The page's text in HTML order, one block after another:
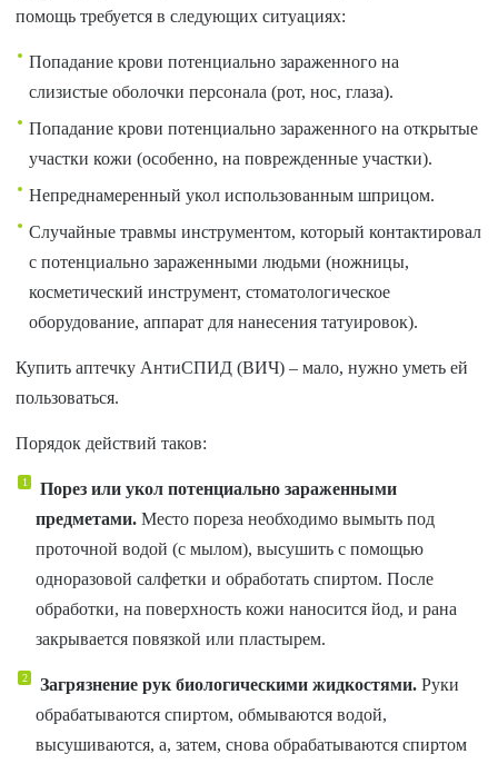
помощь требуется в следующих ситуациях:
Попадание крови потенциально зараженного на
слизистые оболочки персонала (рот, нос, глаза).
Попадание крови потенциально зараженного на открытые
участки кожи (особенно, на поврежденные участки).
Непреднамеренный укол использованным шприцом.
Случайные травмы инструментом, который контактировал
с потенциально зараженными людьми (ножницы,
косметический инструмент, стоматологическое
оборудование, аппарат для нанесения татуировок).
Купить аптечку АнтиСПИД (ВИЧ) – мало, нужно уметь ей
пользоваться.
Порядок действий таков:
Порез или укол потенциально зараженными
предметами. Место пореза необходимо вымыть под
проточной водой (с мылом), высушить с помощью
одноразовой салфетки и обработать спиртом. После
обработки, на поверхность кожи наносится йод, и рана
закрывается повязкой или пластырем.
Загрязнение рук биологическими жидкостями. Руки
обрабатываются спиртом, обмываются водой,
высушиваются, а, затем, снова обрабатываются спиртом